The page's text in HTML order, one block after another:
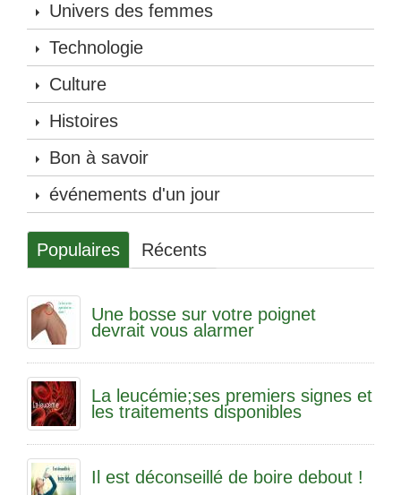
Univers des femmes
Technologie
Culture
Histoires
Bon à savoir
événements d'un jour
Populaires Récents
Une bosse sur votre poignet
devrait vous alarmer
La leucémie;ses premiers signes et
les traitements disponibles
Il est déconseillé de boire debout !